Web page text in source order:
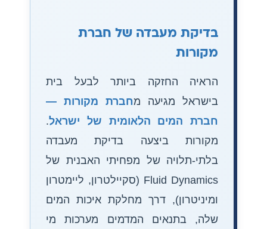
בדיקת מעבדה של חברת
מקורות
הראיה החזקה ביותר לבעל בית
בישראל מגיעה מחברת מקורות —
חברת המים הלאומית של ישראל.
מקורות ביצעה בדיקת מעבדה
בלתי-תלויה של מפחיתי האבנית של
Fluid Dynamics (סקיילטרון, ליימטרון
ומיניטרון), דרך מחלקת איכות המים
שלה, בתנאים המדמים מערכות מי